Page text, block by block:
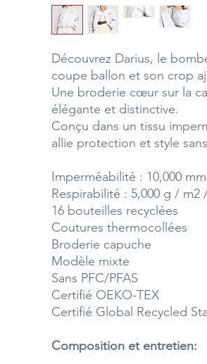
Découvrez Darius, le
coupe ballon et son crop
Une broderie cœur sur la
élégante et distinctive.
Conçu dans un tissu
allie protection et style
Imperméabilité : 10,000
Respirabilité : 5,000 g / m2
16 bouteilles recyclées
Coutures thermocollées
Broderie capuche
Modèle mixte
Sans PFC/PFAS
Certifié OEKO-TEX
Certifié Global Recycled
Composition et entretien: